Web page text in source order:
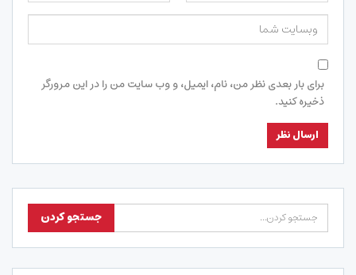
برای بار بعدی نظر من، نام، ایمیل، و وب سایت من را در این مرورگر
ذخیره کنید.